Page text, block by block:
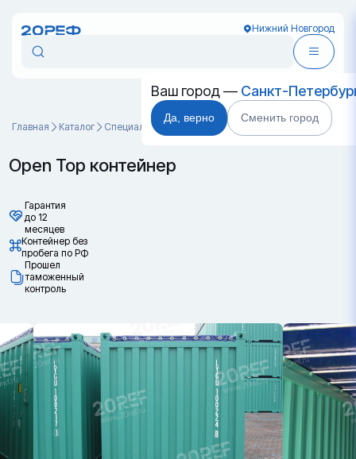
Нижний Новгород
Ваш город — Санкт-
Да, верно Сменить город
Главная Каталог Специальные контейнеры Open Top контейнер
Open Top контейнер
Гарантия
до 12
месяцев
Контейнер без
пробега по РФ
Прошел
таможенный
контроль